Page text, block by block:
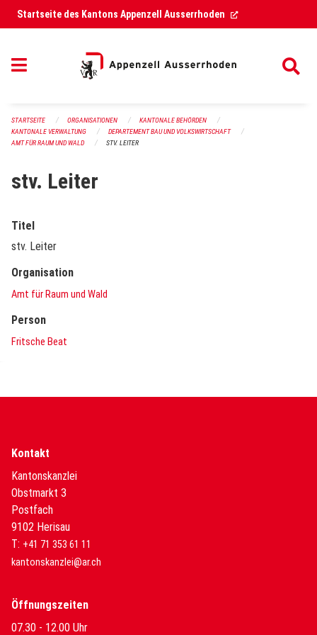
Navigation überspringen
Startseite des Kantons Appenzell Ausserrhoden (External Link)
STARTSEITE ORGANISATIONEN
KANTONALE BEHÖRDEN
KANTONALE VERWALTUNG
DEPARTEMENT BAU UND VOLKSWIRTSCHAFT
AMT FÜR RAUM UND WALD
STV. LEITER
stv. Leiter
Titel
stv. Leiter
Organisation
Amt für Raum und Wald
Person
Fritsche Beat
Kontakt
Kantonskanzlei
Obstmarkt 3
Postfach
9102 Herisau
T: +41 71 353 61 11
kantonskanzlei@ar.ch
Öffnungszeiten
07.30 - 12.00 Uhr